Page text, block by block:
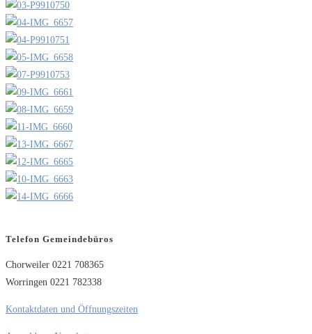
Telefon Gemeindebüros
Chorweiler 0221 708365
Worringen 0221 782338
Kontaktdaten und Öffnungszeiten